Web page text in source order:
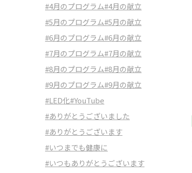
#4月のプログラム#4月の献立
#5月のプログラム#5月の献立
#6月のプログラム#6月の献立
#7月のプログラム#7月の献立
#8月のプログラム#8月の献立
#9月のプログラム#9月の献立
#LED化#YouTube
#ありがとうございました
#ありがとうございます
#いつまでも健康に
#いつもありがとうございます